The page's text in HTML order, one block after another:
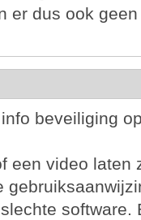
er dus ook
beveiliging
een video laten
software.